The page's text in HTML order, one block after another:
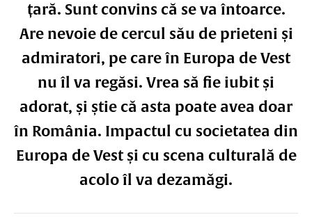
țară. Sunt convins că se va întoarce.
Are nevoie de cercul său de prieteni și
admiratori, pe care în Europa de Vest
nu îl va regăsi. Vrea să fie iubit și
adorat, și știe că asta poate avea doar
în România. Impactul cu societatea din
Europa de Vest și cu scena culturală de
acolo îl va dezamăgi.